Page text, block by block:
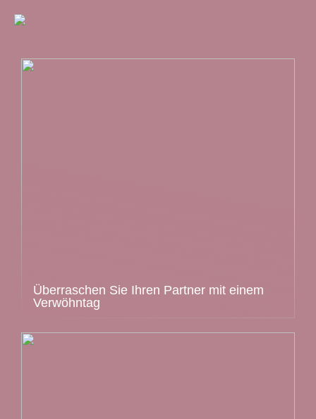
Überraschen Sie Ihren Partner mit einem
Verwöhntag